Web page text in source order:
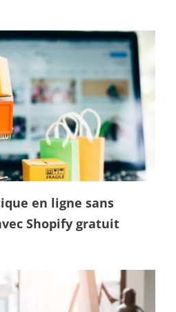
en ligne sans
Shopify gratuit